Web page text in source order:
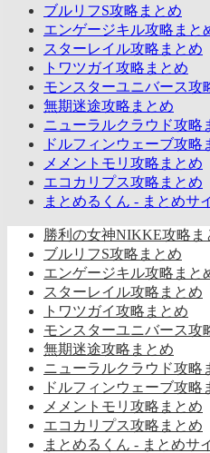
ブルリフS攻略まとめ
エンゲージキル攻略まと
スターレイル攻略まとめ
トワツガイ攻略まとめ
モンスターユニバース攻
無期迷途攻略まとめ
ニューラルクラウド攻略
ドルフィンウェーブ攻略
メメントモリ攻略まとめ
エコカリプス攻略まとめ
まとめるくん - まとめサ
勝利の女神NIKKE攻略ま
ブルリフS攻略まとめ
エンゲージキル攻略まと
スターレイル攻略まとめ
トワツガイ攻略まとめ
モンスターユニバース攻
無期迷途攻略まとめ
ニューラルクラウド攻略
ドルフィンウェーブ攻略
メメントモリ攻略まとめ
エコカリプス攻略まとめ
まとめるくん - まとめサ